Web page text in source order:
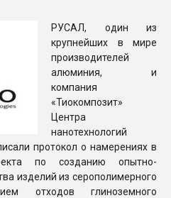
ПЕРЕЙТИ НА
РУСАЛ, один из
крупнейших в мире
производителей
алюминия, и
компания
«Тиокомпозит»
Центра
нанотехнологий
протокол о намерениях в
по созданию опытно-
изделий из серополимерного
отходов глиноземного